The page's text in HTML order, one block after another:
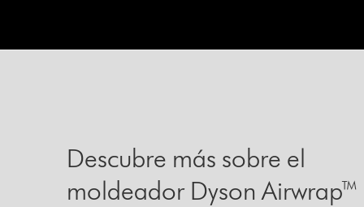
Descubre más sobre el
moldeador Dyson Airwrap™